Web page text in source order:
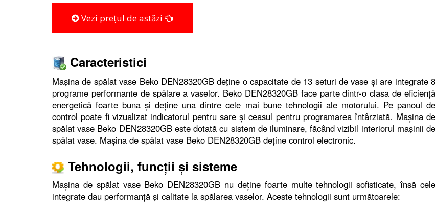
Vezi prețul de astăzi
Caracteristici
Maşina de spălat vase Beko DEN28320GB deţine o capacitate de 13 seturi de vase şi are integrate 8
programe performante de spălare a vaselor. Beko DEN28320GB face parte dintr-o clasa de eficienţă
energetică foarte buna şi deţine una dintre cele mai bune tehnologii ale motorului. Pe panoul de
control poate fi vizualizat indicatorul pentru sare şi ceasul pentru programarea întârziată. Maşina de
spălat vase Beko DEN28320GB este dotată cu sistem de iluminare, făcând vizibil interiorul maşinii de
spălat vase. Maşina de spălat vase Beko DEN28320GB deţine control electronic.
Tehnologii, funcţii şi sisteme
Maşina de spălat vase Beko DEN28320GB nu deţine foarte multe tehnologii sofisticate, însă cele
integrate dau performanţă şi calitate la spălarea vaselor. Aceste tehnologii sunt următoarele: